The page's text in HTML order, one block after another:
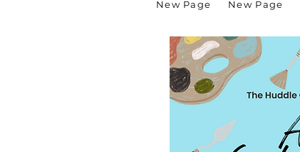
New Page New Page